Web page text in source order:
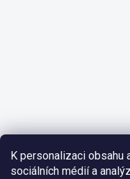
K personalizaci obsahu
sociálních médií a